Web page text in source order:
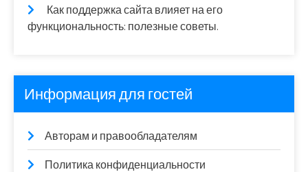
Как поддержка сайта влияет на его
функциональность: полезные советы.
Информация для гостей
Авторам и правообладателям
Политика конфиденциальности